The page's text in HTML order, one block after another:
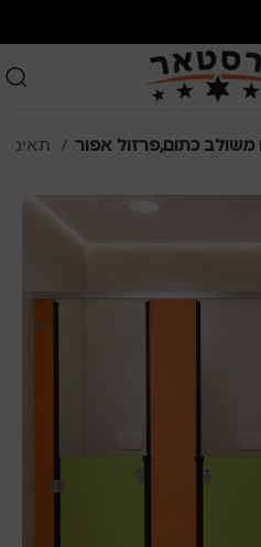
משולב כתום,פרזול אפור